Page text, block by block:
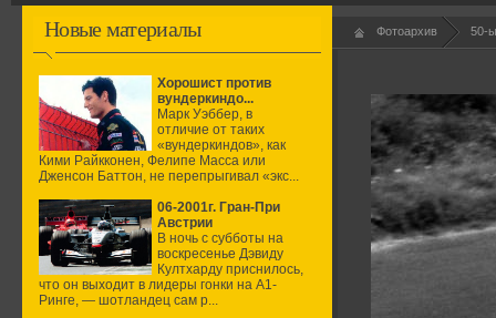
Новые материалы
Хорошист против
вундеркиндо...
Марк Уэббер, в
отличие от таких
«вундеркиндов», как
Кими Райкконен, Фелипе Масса или
Дженсон Баттон, не перепрыгивал «экс...
06-2001г. Гран-При
Австрии
В ночь с субботы на
воскресенье Дэвиду
Култхарду приснилось,
что он выходит в лидеры гонки на А1-
Ринге, — шотландец сам р...
Фотоархив 50-